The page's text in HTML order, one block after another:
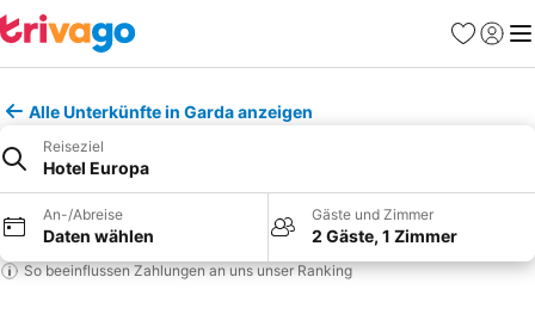
Favoriten
Alle Unterkünfte in Garda anzeigen
Reiseziel
Hotel Europa
An-/Abreise
Daten wählen
Gäste und Zimmer
2 Gäste, 1 Zimmer
So beeinflussen Zahlungen an uns unser Ranking